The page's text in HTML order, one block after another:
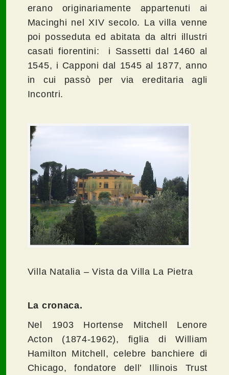
erano originariamente appartenuti ai
Macinghi nel XIV secolo. La villa venne
poi posseduta ed abitata da altri illustri
casati fiorentini: i Sassetti dal 1460 al
1545, i Capponi dal 1545 al 1877, anno
in cui passò per via ereditaria agli
Incontri.
Villa Natalia – Vista da Villa La Pietra
La cronaca.
Nel 1903 Hortense Mitchell Lenore
Acton (1874-1962), figlia di William
Hamilton Mitchell, celebre banchiere di
Chicago, fondatore dell’ Illinois Trust